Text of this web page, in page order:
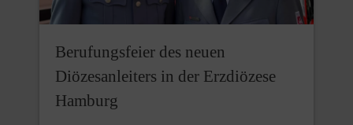
Berufungsfeier des neuen
Diözesanleiters in der Erzdiözese
Hamburg